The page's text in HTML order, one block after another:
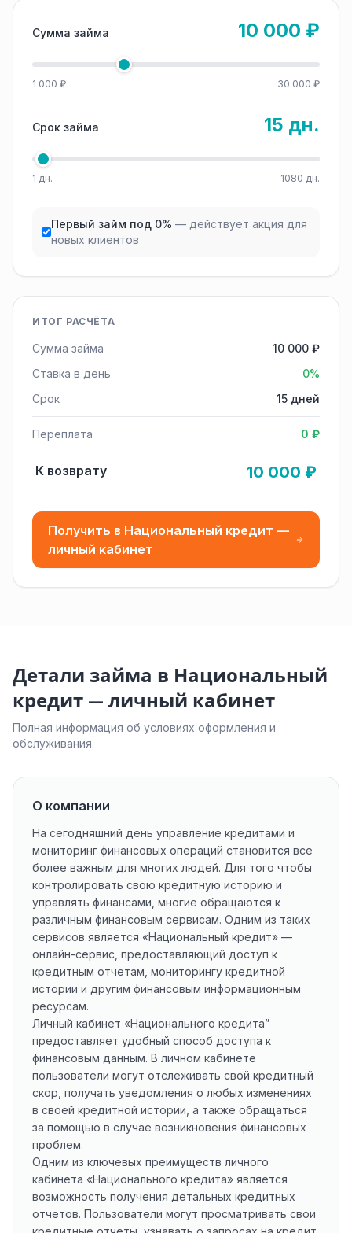
Сумма займа 10 000 ₽
1 000 ₽ 30 000 ₽
Срок займа 15 дн.
1 дн. 1080 дн.
Первый займ под 0% — действует акция для
новых клиентов
ИТОГ РАСЧЁТА
Сумма займа
10 000 ₽
Ставка в день
0%
Срок
15 дней
Переплата 0 ₽
К возврату 10 000 ₽
Получить в Национальный кредит —
личный кабинет
Детали займа в Национальный
кредит — личный кабинет
Полная информация об условиях оформления и
обслуживания.
О компании
На сегодняшний день управление кредитами и
мониторинг финансовых операций становится все
более важным для многих людей. Для того чтобы
контролировать свою кредитную историю и
управлять финансами, многие обращаются к
различным финансовым сервисам. Одним из таких
сервисов является «Национальный кредит» —
онлайн-сервис, предоставляющий доступ к
кредитным отчетам, мониторингу кредитной
истории и другим финансовым информационным
ресурсам.
Личный кабинет «Национального кредита”
предоставляет удобный способ доступа к
финансовым данным. В личном кабинете
пользователи могут отслеживать свой кредитный
скор, получать уведомления о любых изменениях
в своей кредитной истории, а также обращаться
за помощью в случае возникновения финансовых
проблем.
Одним из ключевых преимуществ личного
кабинета «Национального кредита» является
возможность получения детальных кредитных
отчетов. Пользователи могут просматривать свои